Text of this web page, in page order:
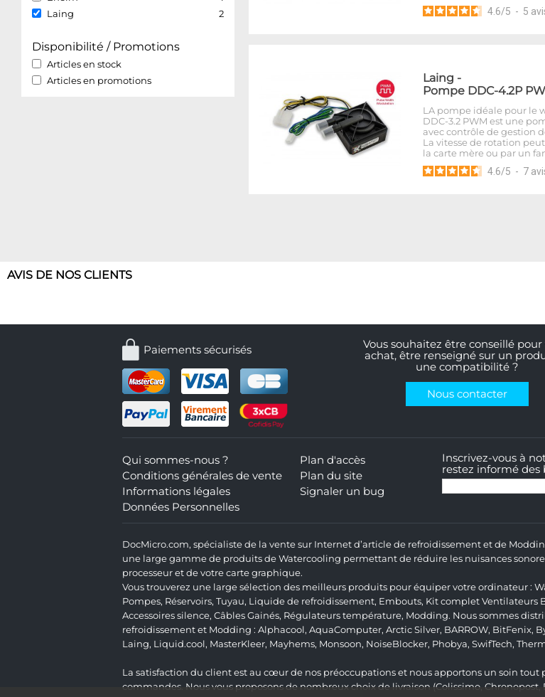
Laing
2
Disponibilité / Promotions
Articles en stock
Articles en promotions
4.6/5 - 5
Laing -
Pompe DDC-4.2P
LA pompe idéale pour le
DDC-3.2 PWM est une
avec contrôle de gestion
La vitesse de rotation
la carte mère ou par un
4.6/5 - 7
AVIS DE NOS CLIENTS
Paiements sécurisés
Vous souhaitez être conseillé pour
achat, être renseigné sur un
une compatibilité ?
Nous contacter
Qui sommes-nous ?
Conditions générales de vente
Informations légales
Données Personnelles
Plan d'accès
Plan du site
Signaler un bug
Inscrivez-vous à
restez informé des
DocMicro.com, spécialiste de la vente sur Internet d’article de refroidissement et de
une large gamme de produits de Watercooling permettant de réduire les nuisances
processeur et de votre carte graphique.
Vous trouverez une large sélection des meilleurs produits pour équiper votre ordinateur :
Pompes, Réservoirs, Tuyau, Liquide de refroidissement, Embouts, Kit complet Ventilateurs
Accessoires silence, Câbles Gainés, Régulateurs température, Modding. Nous sommes
refroidissement et Modding : Alphacool, AquaComputer, Arctic Silver, BARROW, BitFenix,
Laing, Liquid.cool, MasterKleer, Mayhems, Monsoon, NoiseBlocker, Phobya, SwifTech,
La satisfaction du client est au cœur de nos préoccupations et nous apportons un soin
commandes. Nous vous proposons de nombreux choix de livraison (Colissimo,